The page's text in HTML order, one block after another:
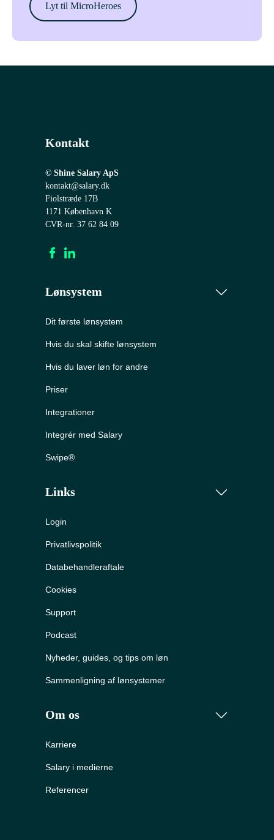
Lyt til MicroHeroes
Kontakt
© Shine Salary ApS
kontakt@salary.dk
Fiolstræde 17B
1171 København K
CVR-nr. 37 62 84 09
Lønsystem
Dit første lønsystem
Hvis du skal skifte lønsystem
Hvis du laver løn for andre
Priser
Integrationer
Integrér med Salary
Swipe®
Links
Login
Privatlivspolitik
Databehandleraftale
Cookies
Support
Podcast
Nyheder, guides, og tips om løn
Sammenligning af lønsystemer
Om os
Karriere
Salary i medierne
Referencer